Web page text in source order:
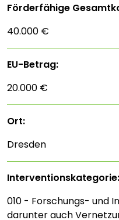
Förderfähige
40.000 €
EU-Betrag:
20.000 €
Ort:
Dresden
Interventions­kategorie:
010 - Forschungs- und
darunter auch